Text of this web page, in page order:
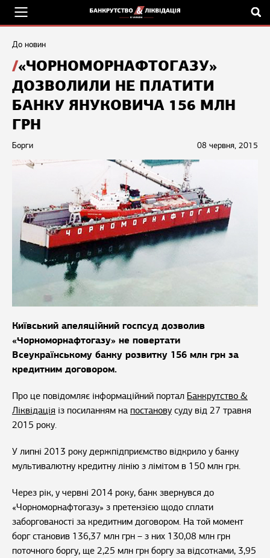
До новин
«ЧОРНОМОРНАФТОГАЗУ»
ДОЗВОЛИЛИ НЕ ПЛАТИТИ
БАНКУ ЯНУКОВИЧА 156 МЛН
ГРН
08 червня, 2015
Борги
Київський апеляційний госпсуд дозволив
«Чорноморнафтогазу» не повертати
Всеукраїнському банку розвитку 156 млн грн за
кредитним договором.
Про це повідомляє інформаційний портал Банкрутство &
Ліквідація із посиланням на постанову суду від 27 травня
2015 року.
У липні 2013 року держпідприємство відкрило у банку
мультивалютну кредитну лінію з лімітом в 150 млн грн.
Через рік, у червні 2014 року, банк звернувся до
«Чорноморнафтогазу» з претензією щодо сплати
заборгованості за кредитним договором. На той момент
борг становив 136,37 млн грн – з них 130,08 млн грн
поточного боргу, ще 2,25 млн грн боргу за відсотками, 3,95